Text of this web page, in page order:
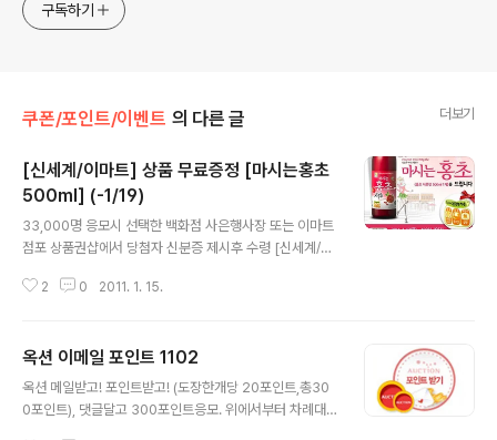
구독하기
쿠폰/포인트/이벤트 의 다른 글 더보기
[신세계/이마트] 상품 무료증정 [마시는홍초
500ml] (-1/19)
33,000명 응모시 선택한 백화점 사은행사장 또는 이마트
점포 상품권샵에서 당첨자 신분증 제시후 수령 [신세계/이
1/19) 경품 응모기간 : 1.13 ~ 1.19 경품 수령기간 : 1.22 ~
2 0 2011. 1. 15.
옥션 이메일 포인트 1102
옥션 메일받고! 포인트받고! (도장한개당 20포인트,총30
0포인트), 댓글달고 300포인트응모. 위에서부터 차례대